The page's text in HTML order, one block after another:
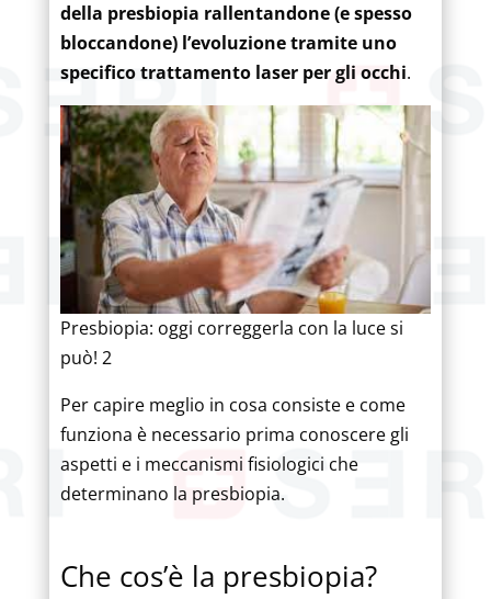
della presbiopia rallentandone (e spesso
bloccandone) l’evoluzione tramite uno
specifico trattamento laser per gli occhi.
Presbiopia: oggi correggerla con la luce si
può! 2
Per capire meglio in cosa consiste e come
funziona è necessario prima conoscere gli
aspetti e i meccanismi fisiologici che
determinano la presbiopia.
Che cos’è la presbiopia?